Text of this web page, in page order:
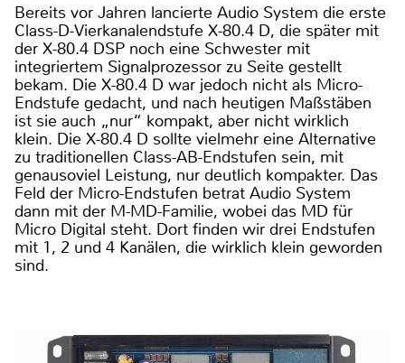
Bereits vor Jahren lancierte Audio System die erste
Class-D-Vierkanalendstufe X-80.4 D, die später mit
der X-80.4 DSP noch eine Schwester mit
integriertem Signalprozessor zu Seite gestellt
bekam. Die X-80.4 D war jedoch nicht als Micro-
Endstufe gedacht, und nach heutigen Maßstäben
ist sie auch „nur“ kompakt, aber nicht wirklich
klein. Die X-80.4 D sollte vielmehr eine Alternative
zu traditionellen Class-AB-Endstufen sein, mit
genausoviel Leistung, nur deutlich kompakter. Das
Feld der Micro-Endstufen betrat Audio System
dann mit der M-MD-Familie, wobei das MD für
Micro Digital steht. Dort finden wir drei Endstufen
mit 1, 2 und 4 Kanälen, die wirklich klein geworden
sind.